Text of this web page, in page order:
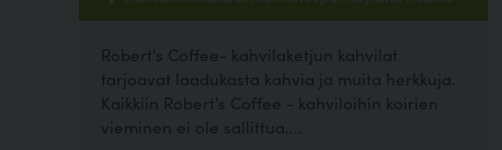
Robert's Coffee- kahvilaketjun kahvilat
tarjoavat laadukasta kahvia ja muita herkkuja.
Kaikkiin Robert's Coffee - kahviloihin koirien
vieminen ei ole sallittua....